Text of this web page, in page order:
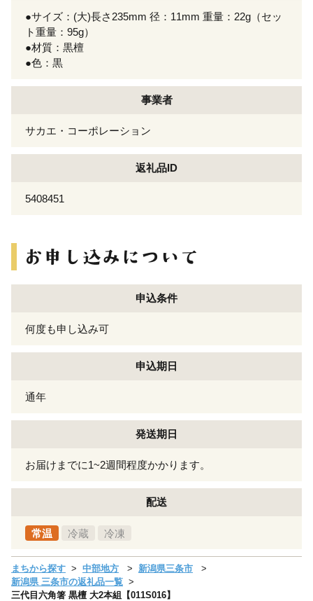
●サイズ：(大)長さ235mm 径：11mm 重量：22g（セッ
ト重量：95g）
●材質：黒檀
●色：黒
事業者
サカエ・コーポレーション
返礼品ID
5408451
申込条件
何度も申し込み可
申込期日
通年
発送期日
お届けまでに1~2週間程度かかります。
配送
常温 冷蔵 冷凍
まちから探す 中部地方
新潟県三条市
新潟県 三条市の返礼品一覧
三代目六角箸 黒檀 大2本組【011S016】